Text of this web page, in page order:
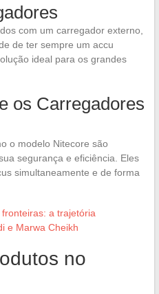
com um carregador externo,
de ter sempre um accu
ideal para os grandes
os Carregadores
o modelo Nitecore são
segurança e eficiência. Eles
simultaneamente e de forma
a trajetória
e Marwa Cheikh
no